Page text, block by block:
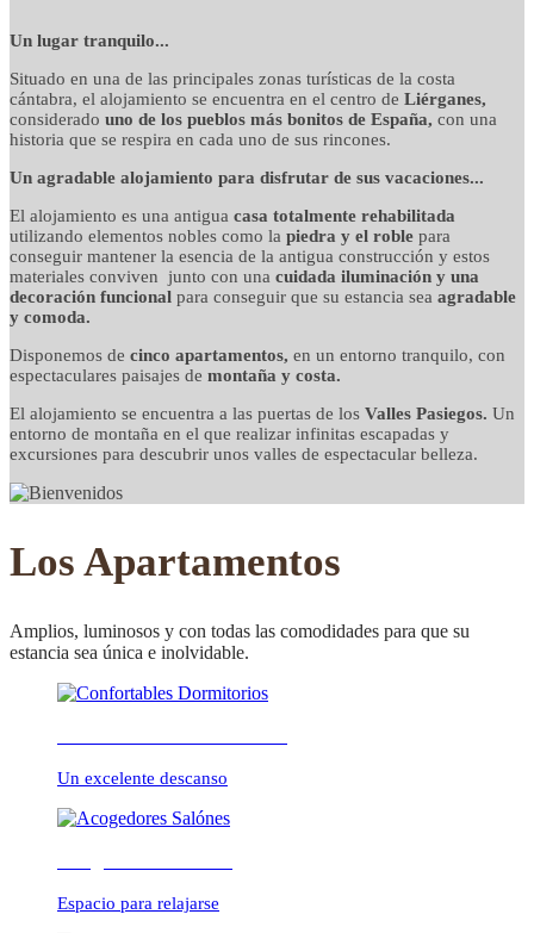
detalles cuidados con
mimo
CONFORTABLE
ambientes cálidos y
relajados
Un lugar tranquilo...
Situado en una de las principales zonas turísticas de la costa
cántabra, el alojamiento se encuentra en el centro de Liérganes,
considerado uno de los pueblos más bonitos de España, con una
historia que se respira en cada uno de sus rincones.
Un agradable alojamiento para disfrutar de sus vacaciones...
El alojamiento es una antigua casa totalmente rehabilitada
utilizando elementos nobles como la piedra y el roble para
conseguir mantener la esencia de la antigua construcción y estos
materiales conviven junto con una cuidada iluminación y una
decoración funcional para conseguir que su estancia sea agradable
y comoda.
Disponemos de cinco apartamentos, en un entorno tranquilo, con
espectaculares paisajes de montaña y costa.
El alojamiento se encuentra a las puertas de los Valles Pasiegos. Un
entorno de montaña en el que realizar infinitas escapadas y
excursiones para descubrir unos valles de espectacular belleza.
Los Apartamentos
Amplios, luminosos y con todas las comodidades para que su
estancia sea única e inolvidable.
Un excelente descanso
Espacio para relajarse